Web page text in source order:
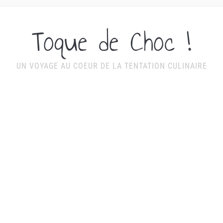
Toque de Choc !
UN VOYAGE AU COEUR DE LA TENTATION CULINAIRE